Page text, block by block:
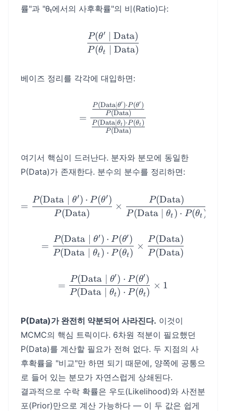
률"과 "θₜ에서의 사후확률"의 비(Ratio)다:
\frac{P(\theta' \mid
P(θt Data)
P(θ′ Data)
베이즈 정리를 각각에 대입하면:
=
=
P(Data)
P(Data∣ θt )⋅P (θt )
P(Data)
P(Data∣ θ′)⋅P (θ′)
여기서 핵심이 드러난다. 분자와 분모에 동일한
P(Data)가 존재한다. 분수의 분수를 정리하면:
= \frac{P(\text{Data}
=
P (Data)
P(Data θ′) ⋅ P (θ′)
×
P(Data ∣ θt ) ⋅ P(θt )
P(Data)
= \frac{P(\text{Data}
=
P(Data θt ) ⋅ P(θt)
P(Data θ′) ⋅ P(θ′)
×
P(Data)
P(Data)
= \frac{P(\text{Data}
=
P(Data θt) ⋅ P(θt)
P(Data ∣ θ′) ⋅ P(θ′)
× 1
P(Data)가 완전히 약분되어 사라진다. 이것이
MCMC의 핵심 트릭이다. 6차원 적분이 필요했던
P(Data)를 계산할 필요가 전혀 없다. 두 지점의 사
후확률을 "비교"만 하면 되기 때문에, 양쪽에 공통으
로 들어 있는 분모가 자연스럽게 상쇄된다.
결과적으로 수락 확률은 우도(Likelihood)와 사전분
포(Prior)만으로 계산 가능하다 — 이 두 값은 쉽게